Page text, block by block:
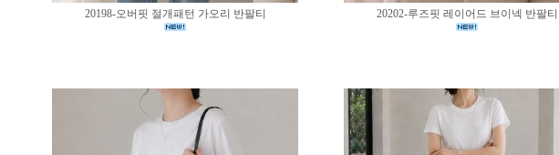
20198-오버핏 절개패턴 가오리 반팔티 20202-루즈핏 레이어드 브이넥 반팔티